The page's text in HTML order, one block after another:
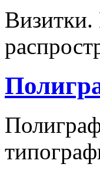
Визитки.